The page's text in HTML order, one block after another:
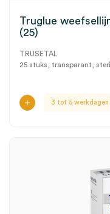
Truglue
(25)
TRUSETAL
25 stuks, transparant,
3 tot 5 werkdagen